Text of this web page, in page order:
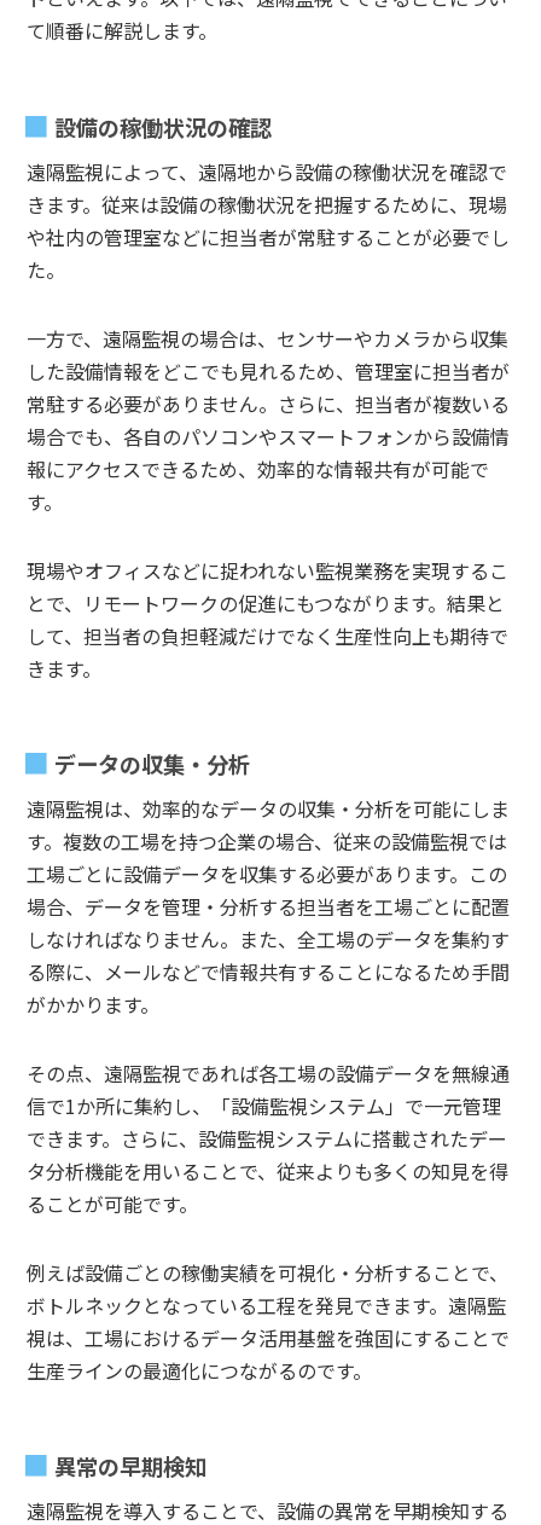
て順番に解説します。
設備の稼働状況の確認
遠隔監視によって、遠隔地から設備の稼働状況を確認で
きます。従来は設備の稼働状況を把握するために、現場
や社内の管理室などに担当者が常駐することが必要でし
た。
一方で、遠隔監視の場合は、センサーやカメラから収集
した設備情報をどこでも見れるため、管理室に担当者が
常駐する必要がありません。さらに、担当者が複数いる
場合でも、各自のパソコンやスマートフォンから設備情
報にアクセスできるため、効率的な情報共有が可能で
す。
現場やオフィスなどに捉われない監視業務を実現するこ
とで、リモートワークの促進にもつながります。結果と
して、担当者の負担軽減だけでなく生産性向上も期待で
きます。
データの収集・分析
遠隔監視は、効率的なデータの収集・分析を可能にしま
す。複数の工場を持つ企業の場合、従来の設備監視では
工場ごとに設備データを収集する必要があります。この
場合、データを管理・分析する担当者を工場ごとに配置
しなければなりません。また、全工場のデータを集約す
る際に、メールなどで情報共有することになるため手間
がかかります。
その点、遠隔監視であれば各工場の設備データを無線通
信で1か所に集約し、「設備監視システム」で一元管理
できます。さらに、設備監視システムに搭載されたデー
タ分析機能を用いることで、従来よりも多くの知見を得
ることが可能です。
例えば設備ごとの稼働実績を可視化・分析することで、
ボトルネックとなっている工程を発見できます。遠隔監
視は、工場におけるデータ活用基盤を強固にすることで
生産ラインの最適化につながるのです。
異常の早期検知
遠隔監視を導入することで、設備の異常を早期検知する